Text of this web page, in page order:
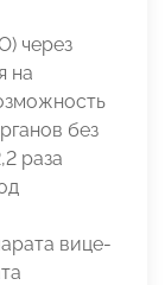
через
на
без
раза
вице-